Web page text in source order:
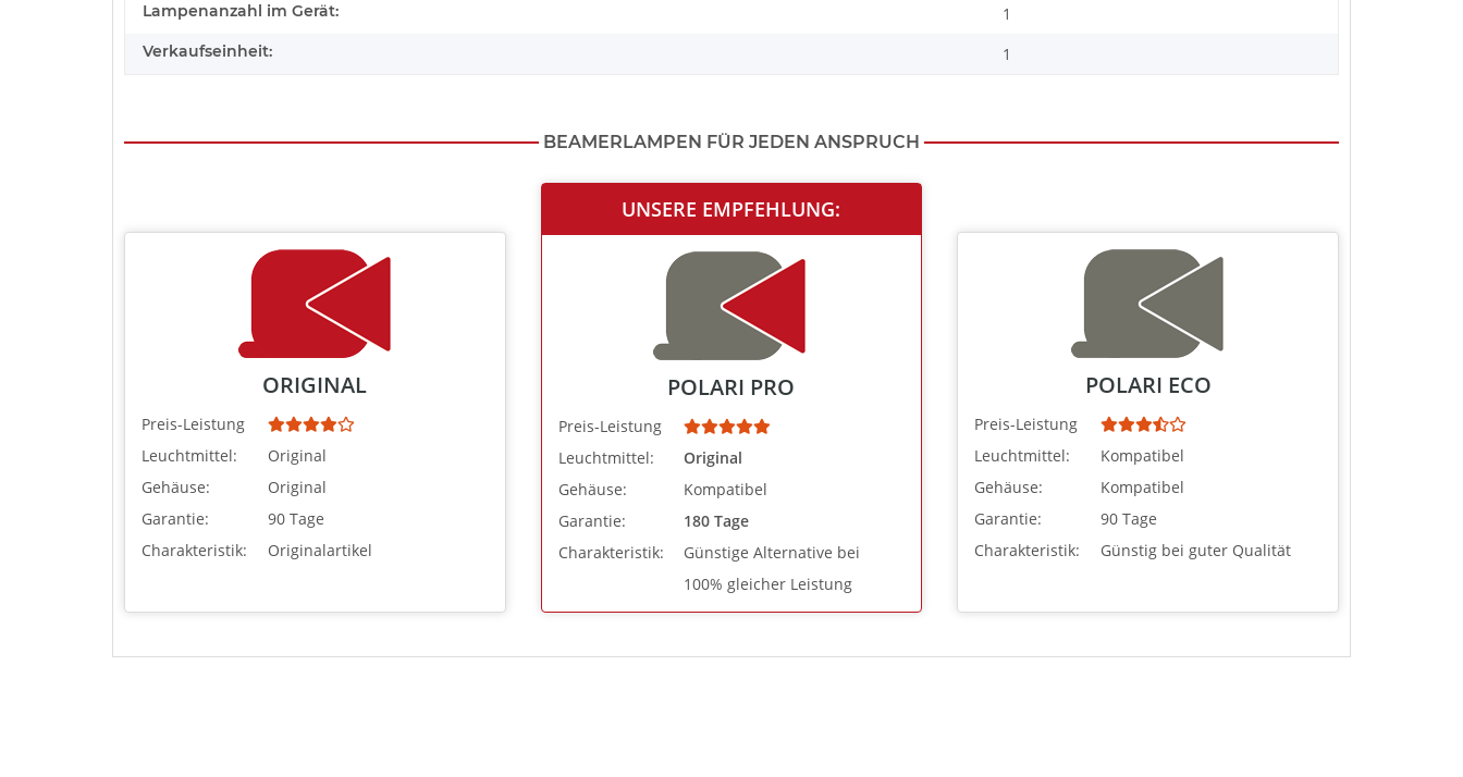
Lampenanzahl im Gerät: 1
Verkaufseinheit: 1
BEAMERLAMPEN FÜR JEDEN ANSPRUCH
ORIGINAL
Preis-Leistung
Leuchtmittel:
Original
Gehäuse:
Original
Garantie:
90 Tage
Charakteristik:
Originalartikel
UNSERE EMPFEHLUNG:
POLARI PRO
Preis-Leistung
Leuchtmittel:
Original
Gehäuse:
Kompatibel
Garantie:
180 Tage
Charakteristik:
Günstige Alternative bei
100% gleicher Leistung
POLARI ECO
Preis-Leistung
Leuchtmittel:
Kompatibel
Gehäuse:
Kompatibel
Garantie:
90 Tage
Charakteristik:
Günstig bei guter Qualität